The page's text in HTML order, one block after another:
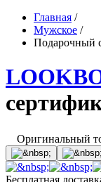
Главная /
Мужское /
Подарочный
Оригинальный
Бесплатная